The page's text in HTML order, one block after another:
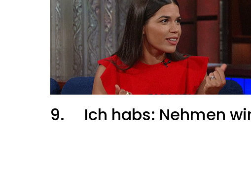
9. Ich habs: Nehmen